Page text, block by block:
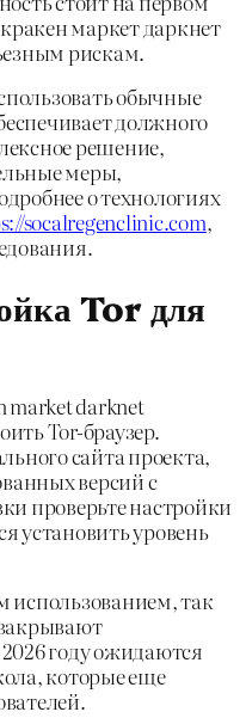
маркет даркнет
рискам.
обычные
должного
решение,
меры,
о технологиях
socalregenclinic.com,
Tor для
market darknet
Tor-браузер.
сайта проекта,
версий с
проверьте настройки
установить уровень
использованием, так
году ожидаются
которые еще